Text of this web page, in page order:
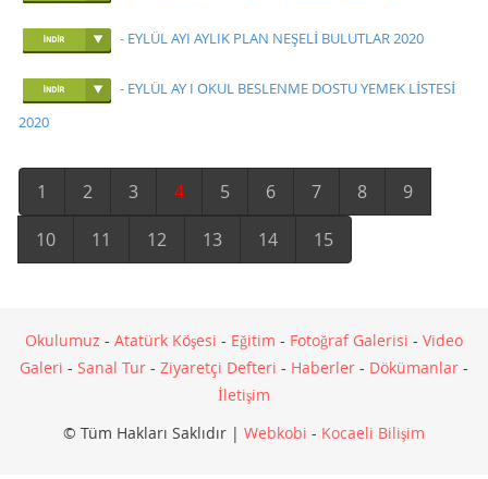
- EYLÜL AYI AYLIK PLAN NEŞELİ BULUTLAR 2020
- EYLÜL AY I OKUL BESLENME DOSTU YEMEK LİSTESİ
2020
1 2 3 4 5 6 7 8
9
10
11 12 13 14 15
Okulumuz - Atatürk Köşesi - Eğitim - Fotoğraf Galerisi - Video
Galeri - Sanal Tur - Ziyaretçi Defteri - Haberler - Dökümanlar -
İletişim
© Tüm Hakları Saklıdır | Webkobi - Kocaeli Bilişim